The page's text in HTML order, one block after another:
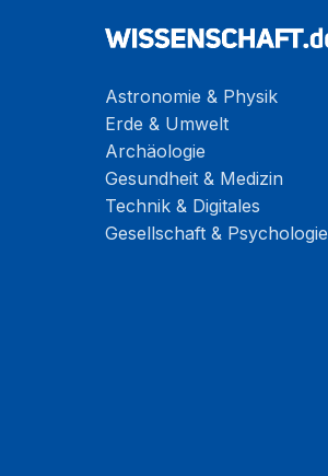
Astronomie & Physik
Erde & Umwelt
Archäologie
Gesundheit & Medizin
Technik & Digitales
Gesellschaft & Psychologie